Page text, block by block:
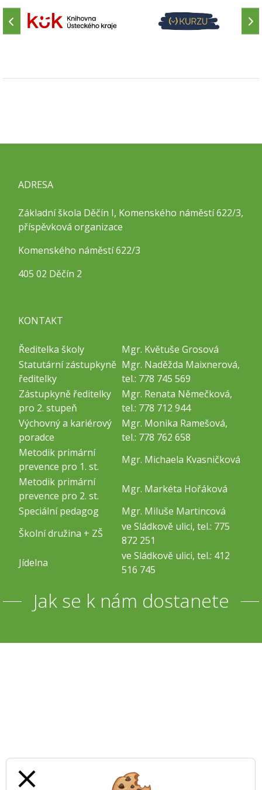
ADRESA
Základní škola Děčín I, Komenského náměstí 622/3,
příspěvková organizace
Komenského náměstí 622/3
405 02 Děčín 2
KONTAKT
Ředitelka školy
Mgr. Květuše Grosová
Statutární zástupkyně
ředitelky
Mgr. Naděžda Maixnerová,
tel.: 778 745 569
Zástupkyně ředitelky
pro 2. stupeň
Mgr. Renata Němečková,
tel.: 778 712 944
Výchovný a kariérový
poradce
Mgr. Monika Ramešová,
tel.: 778 762 658
Metodik primární
prevence pro 1. st.
Mgr. Michaela Kvasničková
Metodik primární
prevence pro 2. st.
Mgr. Markéta Hořáková
Speciální pedagog
Mgr. Miluše Martincová
Školní družina + ZŠ
ve Sládkově ulici, tel.: 775
872 251
Jídelna
ve Sládkově ulici, tel.: 412
516 745
Jak se k nám dostanete
close